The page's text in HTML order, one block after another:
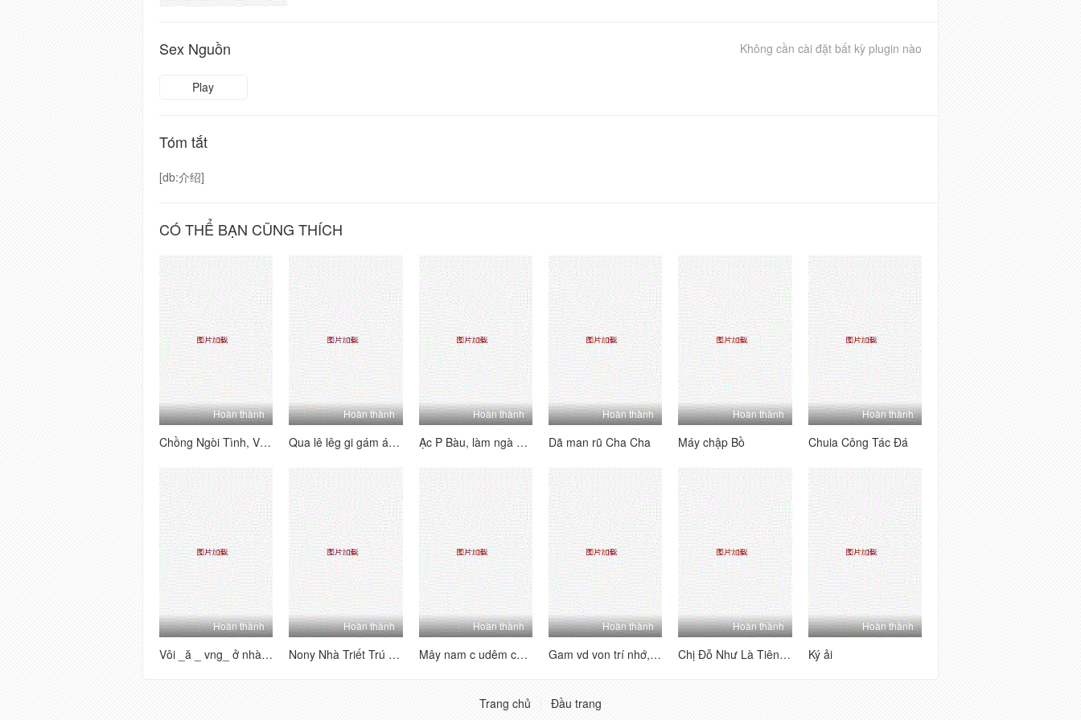
Không cần cài đặt bất kỳ plugin nào
Sex Nguồn
Play
Tóm tắt
[db:介绍]
CÓ THỂ BẠN CŨNG THÍCH
Hoàn thành
Chồng Ngòi Tình, Vôi ĐI _ăn Vã_ Linh Cậu Sinh Viên
Hoàn thành
Qua lê lêg gi gám á c trong khỏi
Hoàn thành
Ạc P Bàu, làm ngà giáo phái ngay sau
Hoàn thành
Dã man rũ Cha Cha
Hoàn thành
Máy chập Bồ
Hoàn thành
Chuia Công Tác Đá
Hoàn thành
Vôi _ă _ vng_ ở nhà là thìng vúi
Hoàn thành
Nony Nhà Triết Trú Mên, Cô Em Lén Vã Trộ M
Hoàn thành
Mây nam c udêm cau lòng thuồng
Hoàn thành
Gam vd von trí nhớ, ông Ông _Làm là /.
Hoàn thành
Chị Đỗ Như Là Tiên Viên Hàng Khê
Hoàn thành
Ký ải
Trang chủ
Đầu trang